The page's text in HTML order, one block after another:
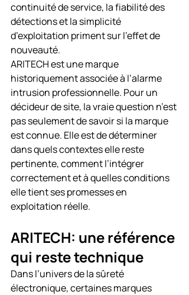
continuité de service, la fiabilité des
détections et la simplicité
d’exploitation priment sur l’effet de
nouveauté.
ARITECH est une marque
historiquement associée à l’alarme
intrusion professionnelle. Pour un
décideur de site, la vraie question n’est
pas seulement de savoir si la marque
est connue. Elle est de déterminer
dans quels contextes elle reste
pertinente, comment l’intégrer
correctement et à quelles conditions
elle tient ses promesses en
exploitation réelle.
ARITECH: une référence
qui reste technique
Dans l’univers de la sûreté
électronique, certaines marques